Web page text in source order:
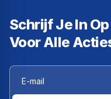
Schrijf Je In
Voor Alle